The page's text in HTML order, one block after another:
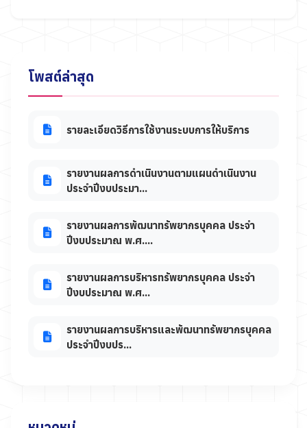
โพสต์ล่าสุด
รายละเอียดวิธีการใช้งานระบบการให้บริการ
รายงานผลการดำเนินงานตามแผนดำเนินงาน
ประจำปีงบประมา...
รายงานผลการพัฒนาทรัพยากรบุคคล ประจำ
ปีงบประมาณ พ.ศ....
รายงานผลการบริหารทรัพยากรบุคคล ประจำ
ปีงบประมาณ พ.ศ...
รายงานผลการบริหารและพัฒนาทรัพยากรบุคคล
ประจำปีงบปร...